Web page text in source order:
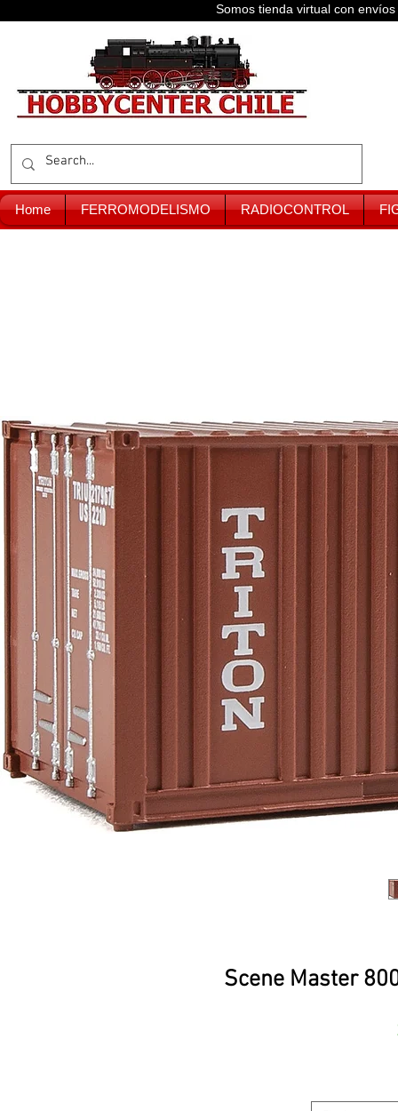
Somos tienda virtual con
Home FERROMODELISMO RADIOCONTROL
Scene Master